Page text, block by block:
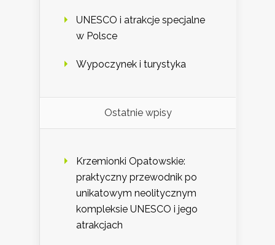
UNESCO i atrakcje specjalne
w Polsce
Wypoczynek i turystyka
Ostatnie wpisy
Krzemionki Opatowskie:
praktyczny przewodnik po
unikatowym neolitycznym
kompleksie UNESCO i jego
atrakcjach